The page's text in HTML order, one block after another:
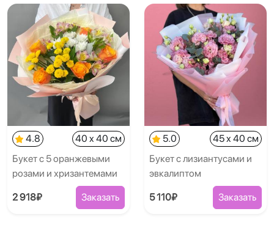
4.8
40 x 40 см
Букет с 5 оранжевыми
розами и хризантемами
2 918₽ Заказать
5.0
45 x 40 см
Букет с лизиантусами и
эвкалиптом
5 110₽ Заказать